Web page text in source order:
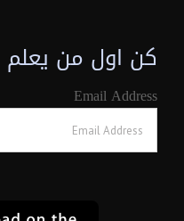
كن اول من يعلم
Email Address